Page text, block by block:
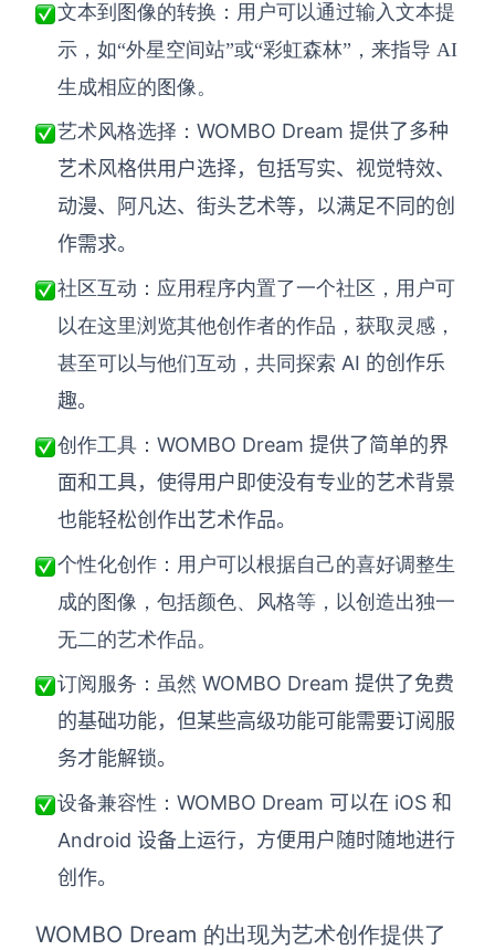
文本到图像的转换：用户可以通过输入文本提
示，如“外星空间站”或“彩虹森林”，来指导 AI
生成相应的图像。
艺术风格选择： WOMBO Dream 提供了多种
艺术风格供用户选择，包括写实、视觉特效、
动漫、阿凡达、街头艺术等，以满足不同的创
作需求。
社区互动：应用程序内置了一个社区，用户可
以在这里浏览其他创作者的作品，获取灵感，
甚至可以与他们互动，共同探索 AI 的创作乐
趣。
创作工具： WOMBO Dream 提供了简单的界
面和工具，使得用户即使没有专业的艺术背景
也能轻松创作出艺术作品。
个性化创作：用户可以根据自己的喜好调整生
成的图像，包括颜色、风格等，以创造出独一
无二的艺术作品。
订阅服务：虽然 WOMBO Dream 提供了免费
的基础功能，但某些高级功能可能需要订阅服
务才能解锁。
设备兼容性： WOMBO Dream 可以在 iOS 和
Android 设备上运行，方便用户随时随地进行
创作。
WOMBO Dream 的出现为艺术创作提供了